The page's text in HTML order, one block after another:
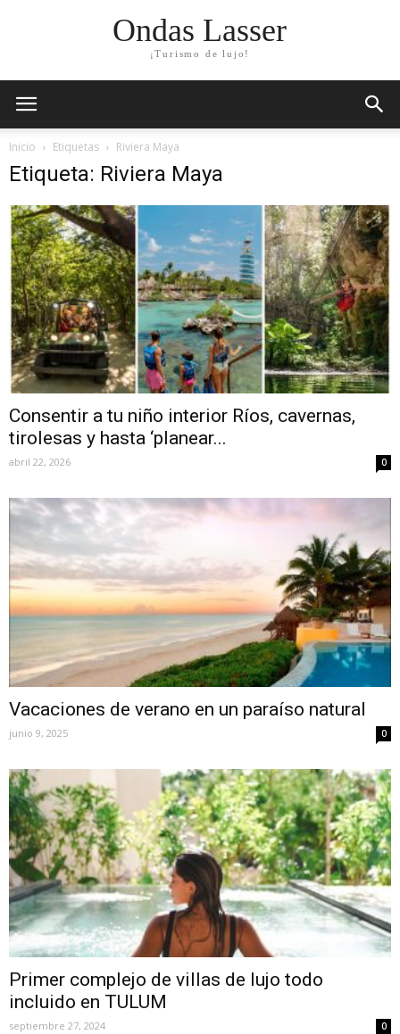
Ondas Lasser
¡Turismo de lujo!
Inicio Etiquetas Riviera Maya
Etiqueta: Riviera Maya
Consentir a tu niño interior Ríos, cavernas,
tirolesas y hasta ‘planear...
abril 22, 2026 0
Vacaciones de verano en un paraíso natural
junio 9, 2025 0
Primer complejo de villas de lujo todo
incluido en TULUM
septiembre 27, 2024 0